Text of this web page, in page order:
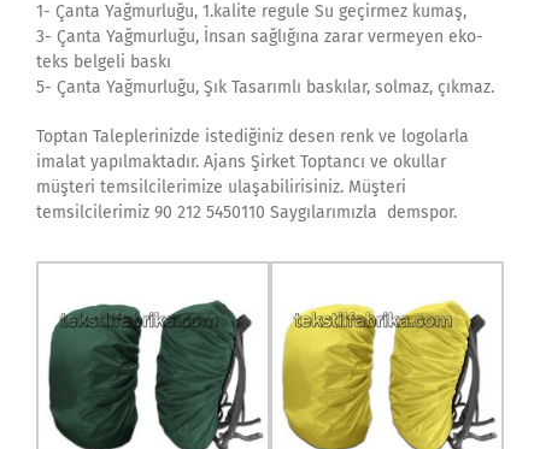
1- Çanta Yağmurluğu, 1.kalite regule Su geçirmez kumaş,
3- Çanta Yağmurluğu, İnsan sağlığına zarar vermeyen eko-
teks belgeli baskı
5- Çanta Yağmurluğu, Şık Tasarımlı baskılar, solmaz, çıkmaz.
Toptan Taleplerinizde istediğiniz desen renk ve logolarla
imalat yapılmaktadır. Ajans Şirket Toptancı ve okullar
müşteri temsilcilerimize ulaşabilirisiniz. Müşteri
temsilcilerimiz 90 212 5450110 Saygılarımızla demspor.